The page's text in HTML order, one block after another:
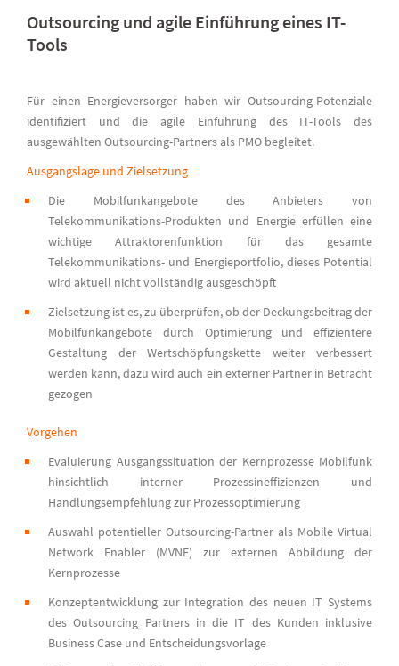
Outsourcing und agile Einführung eines IT-
Tools
Für einen Energieversorger haben wir Outsourcing-Potenziale
identifiziert und die agile Einführung des IT-Tools des
ausgewählten Outsourcing-Partners als PMO begleitet.
Ausgangslage und Zielsetzung
Die Mobilfunkangebote des Anbieters von
Telekommunikations-Produkten und Energie erfüllen eine
wichtige Attraktorenfunktion für das gesamte
Telekommunikations- und Energieportfolio, dieses Potential
wird aktuell nicht vollständig ausgeschöpft
Zielsetzung ist es, zu überprüfen, ob der Deckungsbeitrag der
Mobilfunkangebote durch Optimierung und effizientere
Gestaltung der Wertschöpfungskette weiter verbessert
werden kann, dazu wird auch ein externer Partner in Betracht
gezogen
Vorgehen
Evaluierung Ausgangssituation der Kernprozesse Mobilfunk
hinsichtlich interner Prozessineffizienzen und
Handlungsempfehlung zur Prozessoptimierung
Auswahl potentieller Outsourcing-Partner als Mobile Virtual
Network Enabler (MVNE) zur externen Abbildung der
Kernprozesse
Konzeptentwicklung zur Integration des neuen IT Systems
des Outsourcing Partners in die IT des Kunden inklusive
Business Case und Entscheidungsvorlage